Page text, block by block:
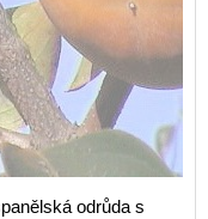
odrůda s